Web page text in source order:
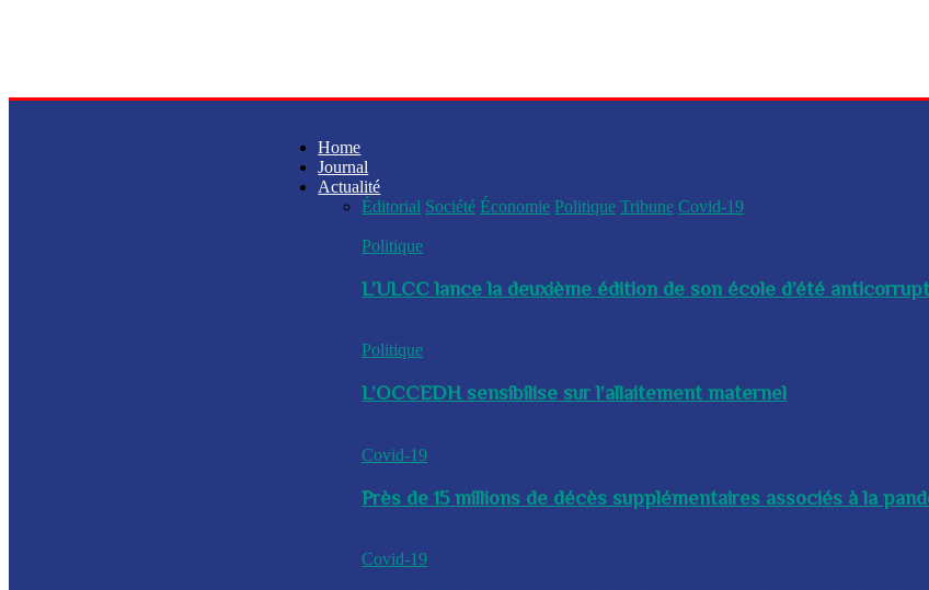
Home
Journal
Actualité
Éditorial Société Économie Politique Tribune Covid-19
Politique
L’ULCC lance la deuxième édition de son école d’été
Politique
L’OCCEDH sensibilise sur l’allaitement maternel
Covid-19
Près de 15 millions de décès supplémentaires associés à la
Covid-19